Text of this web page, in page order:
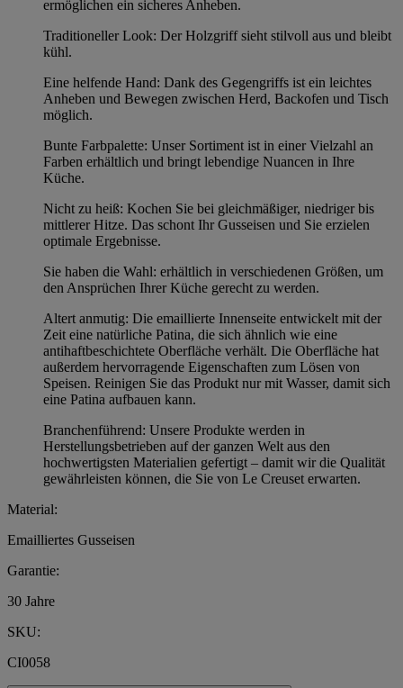
ermöglichen ein sicheres Anheben.
Traditioneller Look: Der Holzgriff sieht stilvoll aus und bleibt
kühl.
Eine helfende Hand: Dank des Gegengriffs ist ein leichtes
Anheben und Bewegen zwischen Herd, Backofen und Tisch
möglich.
Bunte Farbpalette: Unser Sortiment ist in einer Vielzahl an
Farben erhältlich und bringt lebendige Nuancen in Ihre
Küche.
Nicht zu heiß: Kochen Sie bei gleichmäßiger, niedriger bis
mittlerer Hitze. Das schont Ihr Gusseisen und Sie erzielen
optimale Ergebnisse.
Sie haben die Wahl: erhältlich in verschiedenen Größen, um
den Ansprüchen Ihrer Küche gerecht zu werden.
Altert anmutig: Die emaillierte Innenseite entwickelt mit der
Zeit eine natürliche Patina, die sich ähnlich wie eine
antihaftbeschichtete Oberfläche verhält. Die Oberfläche hat
außerdem hervorragende Eigenschaften zum Lösen von
Speisen. Reinigen Sie das Produkt nur mit Wasser, damit sich
eine Patina aufbauen kann.
Branchenführend: Unsere Produkte werden in
Herstellungsbetrieben auf der ganzen Welt aus den
hochwertigsten Materialien gefertigt – damit wir die Qualität
gewährleisten können, die Sie von Le Creuset erwarten.
Material:
Emailliertes Gusseisen
Garantie:
30 Jahre
SKU:
CI0058